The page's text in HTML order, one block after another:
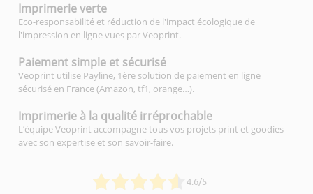
4.6/5
Imprimerieverte
Eco-responsabilité et réduction de l'impact écologique de
l'impression en ligne vues par Veoprint.
Paiement simple et sécurisé
Veoprint utilise Payline, 1ère solution de paiement en ligne
sécurisé en France (Amazon, tf1, orange…).
Imprimerie à la qualité irréprochable
L’équipe Veoprint accompagne tous vos projets print et goodies
avec son expertise et son savoir-faire.